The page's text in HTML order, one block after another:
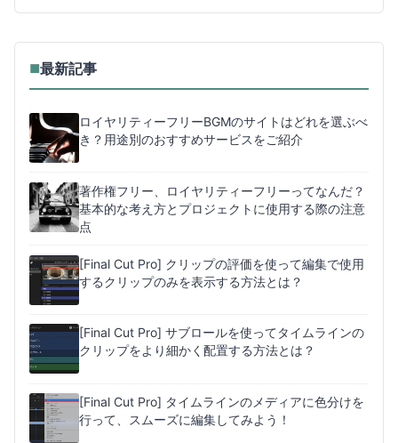
■最新記事
ロイヤリティーフリーBGMのサイトはどれを選ぶべ
き？用途別のおすすめサービスをご紹介
著作権フリー、ロイヤリティーフリーってなんだ？
基本的な考え方とプロジェクトに使用する際の注意
点
[Final Cut Pro] クリップの評価を使って編集で使用
するクリップのみを表示する方法とは？
[Final Cut Pro] サブロールを使ってタイムラインの
クリップをより細かく配置する方法とは？
[Final Cut Pro] タイムラインのメディアに色分けを
行って、スムーズに編集してみよう！